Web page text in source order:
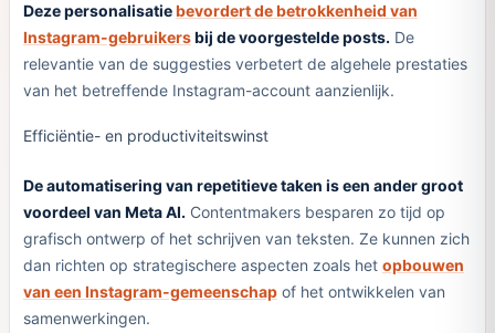
Deze personalisatiebevordert de betrokkenheid van
Instagram-gebruikersbij de voorgestelde posts. De
relevantie van de suggesties verbetert de algehele prestaties
van het betreffende Instagram-account aanzienlijk.
Efficiëntie- en productiviteitswinst
De automatisering van repetitieve taken is een ander groot
voordeel van Meta AI. Contentmakers besparen zo tijd op
grafisch ontwerp of het schrijven van teksten. Ze kunnen zich
dan richten op strategischere aspecten zoals het opbouwen
van een Instagram-gemeenschapof het ontwikkelen van
samenwerkingen.